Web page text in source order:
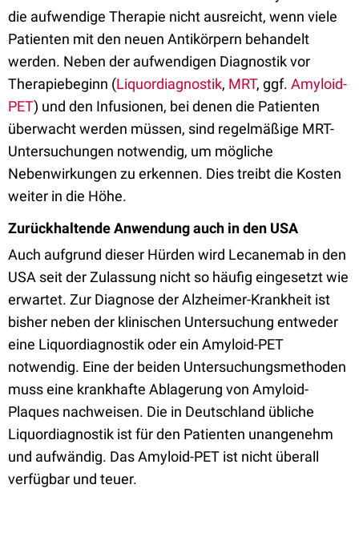
die aufwendige Therapie nicht ausreicht, wenn viele
Patienten mit den neuen Antikörpern behandelt
werden. Neben der aufwendigen Diagnostik vor
Therapiebeginn (Liquordiagnostik, MRT, ggf. Amyloid-
PET) und den Infusionen, bei denen die Patienten
überwacht werden müssen, sind regelmäßige MRT-
Untersuchungen notwendig, um mögliche
Nebenwirkungen zu erkennen. Dies treibt die Kosten
weiter in die Höhe.
Zurückhaltende Anwendung auch in den USA
Auch aufgrund dieser Hürden wird Lecanemab in den
USA seit der Zulassung nicht so häufig eingesetzt wie
erwartet. Zur Diagnose der Alzheimer-Krankheit ist
bisher neben der klinischen Untersuchung entweder
eine Liquordiagnostik oder ein Amyloid-PET
notwendig. Eine der beiden Untersuchungsmethoden
muss eine krankhafte Ablagerung von Amyloid-
Plaques nachweisen. Die in Deutschland übliche
Liquordiagnostik ist für den Patienten unangenehm
und aufwändig. Das Amyloid-PET ist nicht überall
verfügbar und teuer.